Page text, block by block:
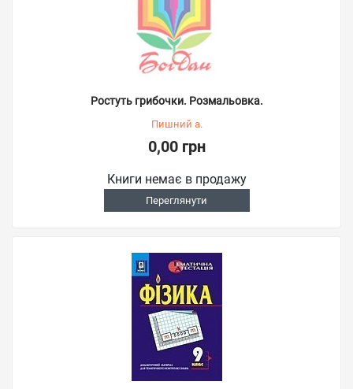
Ростуть грибочки. Розмальовка.
Пишний а.
0,00 грн
Книги немає в продажу
Переглянути